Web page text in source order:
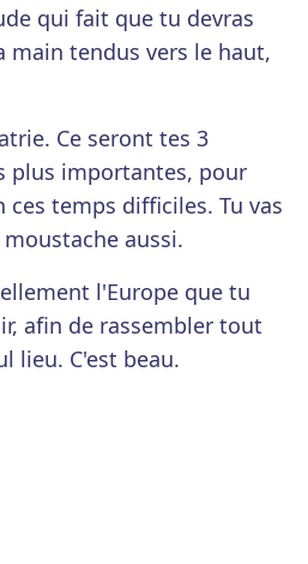
qui fait que tu devras
main tendus vers le haut,
Ce seront tes 3
plus importantes, pour
ces temps difficiles. Tu vas
aussi.
l'Europe que tu
afin de rassembler tout
lieu. C'est beau.